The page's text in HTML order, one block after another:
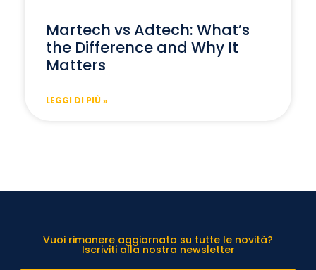
Martech vs Adtech: What’s
the Difference and Why It
Matters
LEGGI DI PIÙ »
Vuoi rimanere aggiornato su tutte le novità?
Iscriviti alla nostra newsletter